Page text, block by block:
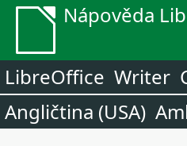
Nápověda
LibreOffice Writer
Angličtina (USA)